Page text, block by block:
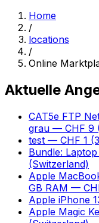
Home
/
locations
/
Online
Aktuelle
CAT5e FTP
grau — CHF 9
test — CHF 1
Bundle:
(Switzerland)
Apple
GB RAM —
Apple iPhone
Apple Magic